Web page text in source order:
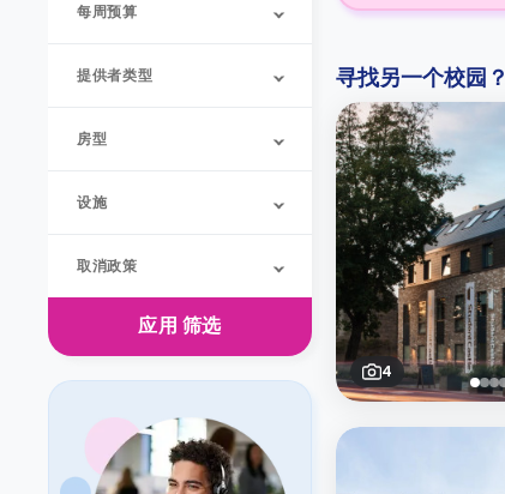
每周预算
提供者类型
房型
设施
取消政策
应用 筛选
寻找另一个校园？
4